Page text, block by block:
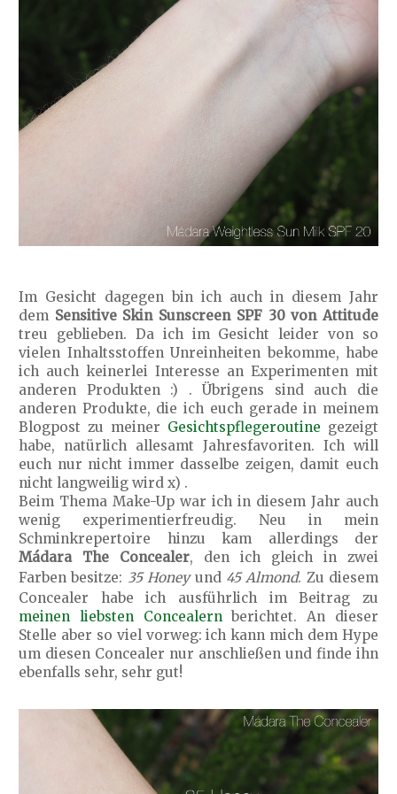
Im Gesicht dagegen bin ich auch in diesem Jahr
dem Sensitive Skin Sunscreen SPF 30 von Attitude
treu geblieben. Da ich im Gesicht leider von so
vielen Inhaltsstoffen Unreinheiten bekomme, habe
ich auch keinerlei Interesse an Experimenten mit
anderen Produkten :) . Übrigens sind auch die
anderen Produkte, die ich euch gerade in meinem
Blogpost zu meiner Gesichtspflegeroutine gezeigt
habe, natürlich allesamt Jahresfavoriten. Ich will
euch nur nicht immer dasselbe zeigen, damit euch
nicht langweilig wird x) .
Beim Thema Make-Up war ich in diesem Jahr auch
wenig experimentierfreudig. Neu in mein
Schminkrepertoire hinzu kam allerdings der
Mádara The Concealer, den ich gleich in zwei
Farben besitze: 35 Honeyund 45 Almond. Zu diesem
Concealer habe ich ausführlich im Beitrag zu
meinen liebsten Concealern berichtet. An dieser
Stelle aber so viel vorweg: ich kann mich dem Hype
um diesen Concealer nur anschließen und finde ihn
ebenfalls sehr, sehr gut!